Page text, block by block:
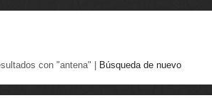
con "antena" | Búsqueda de nuevo